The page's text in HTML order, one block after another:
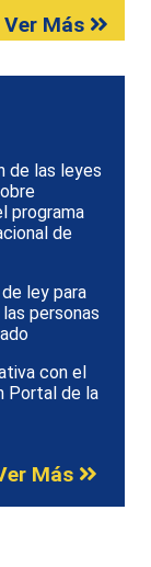
Ver Más
de las leyes
programa
de
ley para
personas
con el
Portal de la
Más